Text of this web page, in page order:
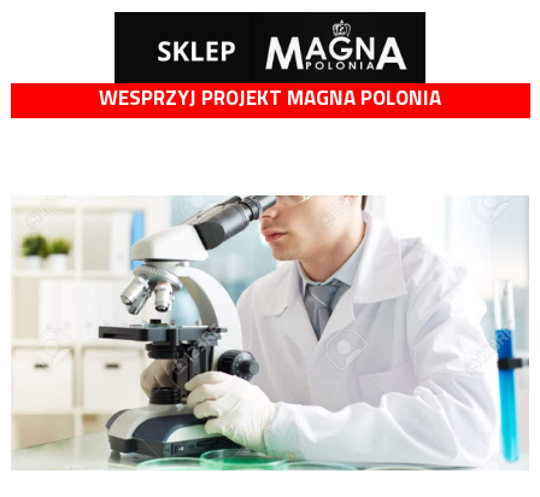
WESPRZYJ PROJEKT MAGNA POLONIA